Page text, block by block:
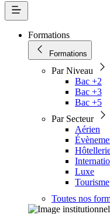
Formations
Formations
Par Niveau
Bac +2
Bac +3
Bac +5
Par Secteur
Aérien
Luxe
Tourisme
Toutes nos